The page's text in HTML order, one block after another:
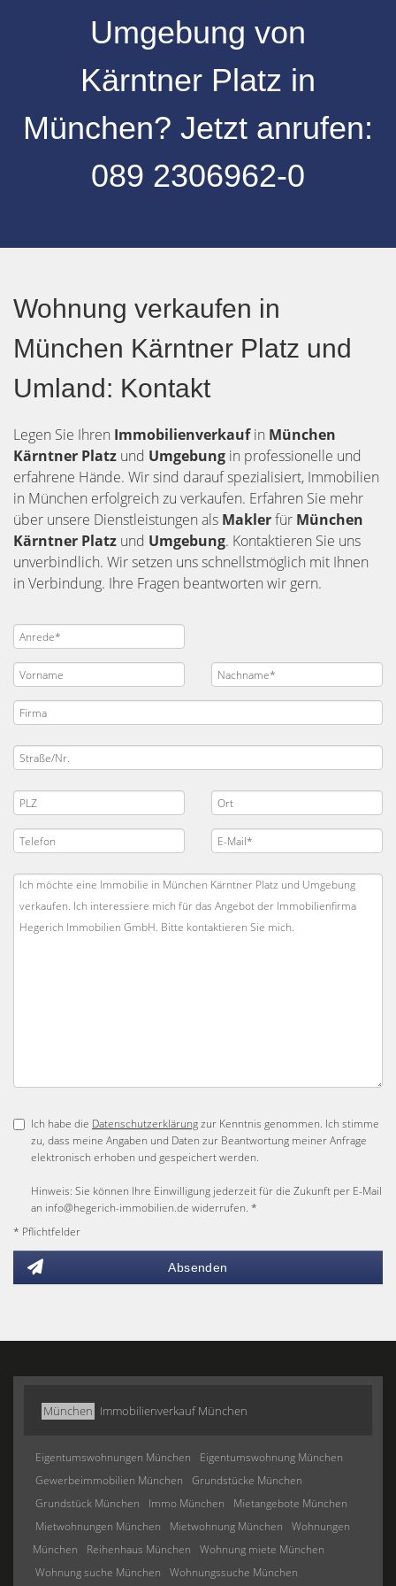
Umgebung von
Kärntner Platz in
München? Jetzt anrufen:
089 2306962-0
Wohnung verkaufen in
München Kärntner Platz und
Umland: Kontakt
Legen Sie Ihren Immobilienverkaufin München
Kärntner Platz und Umgebung in professionelle und
erfahrene Hände. Wir sind darauf spezialisiert, Immobilien
in München erfolgreich zu verkaufen. Erfahren Sie mehr
über unsere Dienstleistungen als Maklerfür München
Kärntner Platz und Umgebung. Kontaktieren Sie uns
unverbindlich. Wir setzen uns schnellstmöglich mit Ihnen
in Verbindung. Ihre Fragen beantworten wir gern.
Ich habe die Datenschutzerklärungzur Kenntnis genommen. Ich stimme
zu, dass meine Angaben und Daten zur Beantwortung meiner Anfrage
elektronisch erhoben und gespeichert werden.
Hinweis: Sie können Ihre Einwilligung jederzeit für die Zukunft per E-Mail
an info@hegerich-immobilien.de widerrufen. *
* Pflichtfelder
Absenden
München Immobilienverkauf München
Eigentumswohnungen München
Eigentumswohnung München
Gewerbeimmobilien München
Grundstücke München
Grundstück München
Immo München
Mietangebote München
Mietwohnungen München
Mietwohnung München
Wohnungen
München
Reihenhaus München
Wohnung miete München
Wohnung suche München
Wohnungssuche München